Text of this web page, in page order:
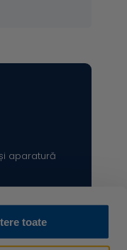
toate
aparatură
ai revenit! Sunt